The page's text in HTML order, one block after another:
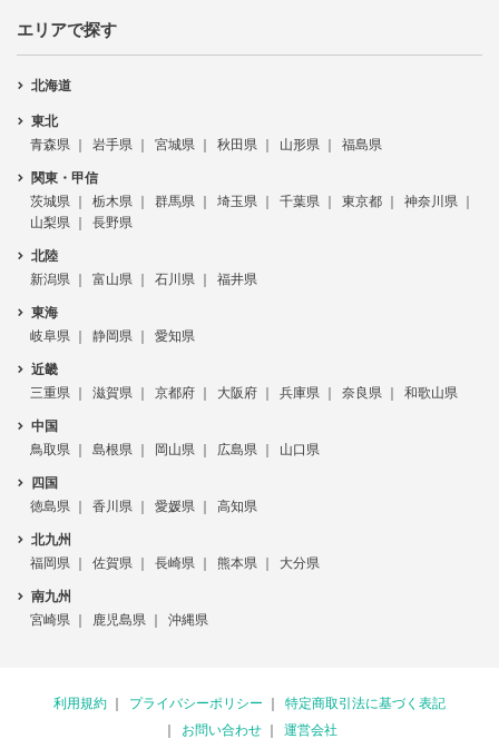
エリアで探す
北海道
東北
青森県
岩手県 宮城県 秋田県 山形県 福島県
関東・甲信
茨城県
栃木県 群馬県 埼玉県 千葉県 東京都
神奈川県
山梨県
長野県
北陸
新潟県
富山県 石川県 福井県
東海
岐阜県
静岡県 愛知県
近畿
三重県
滋賀県 京都府 大阪府 兵庫県 奈良県 和歌山県
中国
鳥取県
島根県 岡山県 広島県 山口県
四国
徳島県
香川県 愛媛県 高知県
北九州
福岡県
佐賀県 長崎県 熊本県 大分県
南九州
宮崎県
鹿児島県 沖縄県
利用規約 プライバシーポリシー
特定商取引法に基づく表記
お問い合わせ
運営会社